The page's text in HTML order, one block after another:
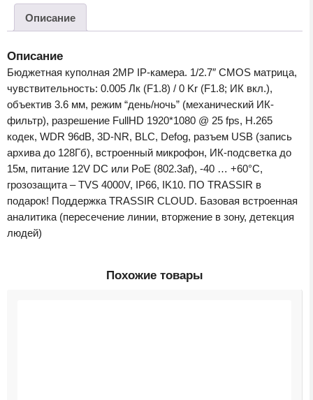
3.6
Описание
Описание
Бюджетная куполная 2MP IP-камера. 1/2.7″ CMOS матрица,
чувствительность: 0.005 Лк (F1.8) / 0 Kr (F1.8; ИК вкл.),
объектив 3.6 мм, режим “день/ночь” (механический ИК-
фильтр), разрешение FullHD 1920*1080 @ 25 fps, H.265
кодек, WDR 96dB, 3D-NR, BLC, Defog, разъем USB (запись
архива до 128Гб), встроенный микрофон, ИК-подсветка до
15м, питание 12V DC или PoE (802.3af), -40 … +60°C,
грозозащита – TVS 4000V, IP66, IK10. ПО TRASSIR в
подарок! Поддержка TRASSIR CLOUD. Базовая встроенная
аналитика (пересечение линии, вторжение в зону, детекция
людей)
Похожие товары